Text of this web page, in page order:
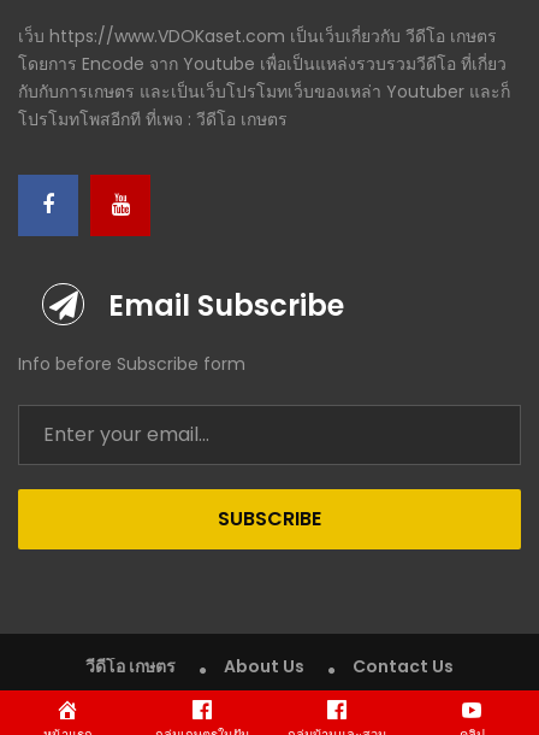
เว็บ https://www.VDOKaset.com เป็นเว็บเกี่ยวกับ วีดีโอ เกษตร
โดยการ Encode จาก Youtube เพื่อเป็นแหล่งรวบรวมวีดีโอ ที่เกี่ยว
กับกับการเกษตร และเป็นเว็บโปรโมทเว็บของเหล่า Youtuber และก็
โปรโมทโพสอีกที ที่เพจ : วีดีโอ เกษตร
Email Subscribe
Info before Subscribe form
SUBSCRIBE
วีดีโอ เกษตร About Us Contact Us
Copyright © 2020 VDO Kaset (วีดีโอ เกษตร). All rights reserved.